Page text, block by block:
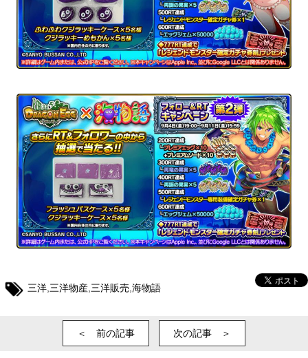
三洋 三洋物産 三洋販売 海物語
＜ 前の記事 次の記事 ＞